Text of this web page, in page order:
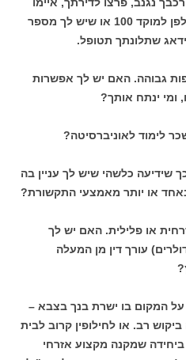
עליך, הכו אותך. האם אתה מטלפן למוקד 100 או שיש לך מספר
שתלונתך תטופל.
גבוהה. האם יש לך אפשרות
ינתח אותך?
לימוד לאוניברסיטה?
כלשהי שיש לך עניין בה
או יותר מאמצעי התקשורת?
או פלילית. האם יש לך
עורך דין מן המעלה
המקום בו ישרת בנך בצבא –
רב. או לחילופין קרוב לבית
שמקנה מקצוע אזרחי